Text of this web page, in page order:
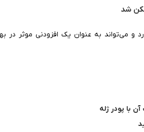
و می‌تواند به عنوان یک افزودنی موثر
با پودر ژله